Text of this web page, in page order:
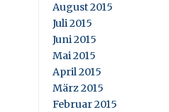
August 2015
Juli 2015
Juni 2015
Mai 2015
April 2015
März 2015
Februar 2015